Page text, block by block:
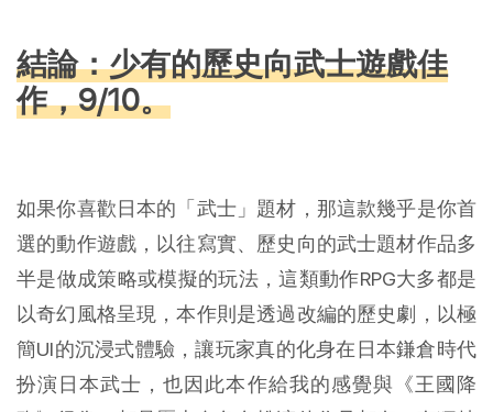
結論：少有的歷史向武士遊戲佳
作，9/10。
如果你喜歡日本的「武士」題材，那這款幾乎是你首
選的動作遊戲，以往寫實、歷史向的武士題材作品多
半是做成策略或模擬的玩法，這類動作RPG大多都是
以奇幻風格呈現，本作則是透過改編的歷史劇，以極
簡UI的沉浸式體驗，讓玩家真的化身在日本鎌倉時代
扮演日本武士，也因此本作給我的感覺與《王國降